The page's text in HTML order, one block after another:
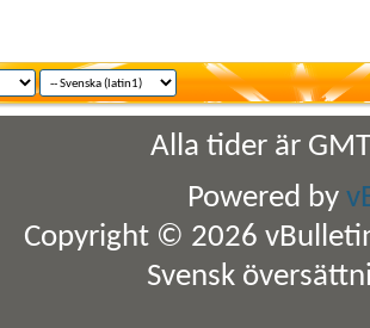
Alla tider är
Powered by
Copyright © 2026
Svensk